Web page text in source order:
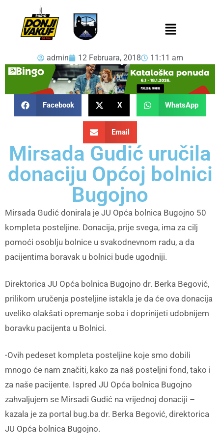
admin 12 Februara, 2018 11:11 am
Facebook X WhatsApp
Email
Mirsada Gudić uručila
donaciju Općoj bolnici
Bugojno
Mirsada Gudić donirala je JU Opća bolnica Bugojno 50
kompleta posteljine. Donacija, prije svega, ima za cilj
pomoći osoblju bolnice u svakodnevnom radu, a da
pacijentima boravak u bolnici bude ugodniji.
Direktorica JU Opća bolnica Bugojno dr. Berka Begović,
prilikom uručenja posteljine istakla je da će ova donacija
uveliko olakšati opremanje soba i doprinijeti udobnijem
boravku pacijenta u Bolnici.
-Ovih pedeset kompleta posteljine koje smo dobili
mnogo će nam značiti, kako za naš posteljni fond, tako i
za naše pacijente. Ispred JU Opća bolnica Bugojno
zahvaljujem se Mirsadi Gudić na vrijednoj donaciji –
kazala je za portal bug.ba dr. Berka Begović, direktorica
JU Opća bolnica Bugojno.